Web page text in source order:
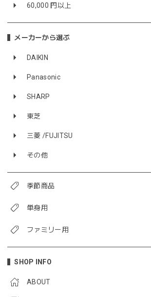
60,000 円以上
メーカーから選ぶ
DAIKIN
Panasonic
SHARP
東芝
三菱 /FUJITSU
その他
季節商品
単身用
ファミリー用
SHOP INFO
ABOUT